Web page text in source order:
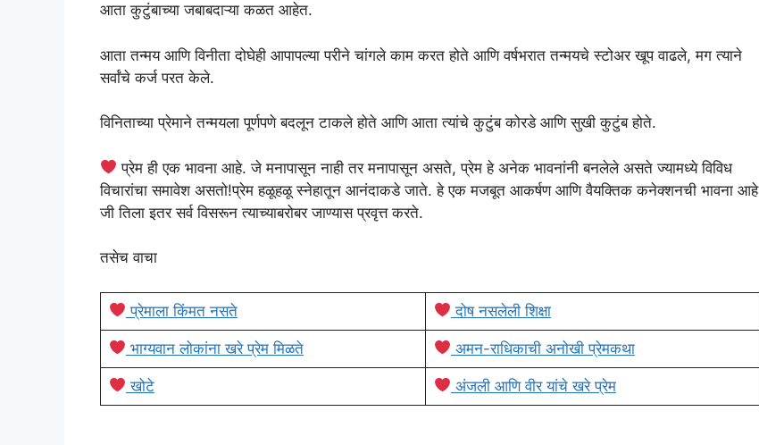
आता कुटुंबाच्या जबाबदाऱ्या कळत आहेत.
आता तन्मय आणि विनीता दोघेही आपापल्या परीने चांगले काम करत होते आणि वर्षभरात तन्मयचे स्टोअर खूप वाढले, मग त्याने
सर्वांचे कर्ज परत केले.
विनिताच्या प्रेमाने तन्मयला पूर्णपणे बदलून टाकले होते आणि आता त्यांचे कुटुंब कोरडे आणि सुखी कुटुंब होते.
प्रेम ही एक भावना आहे. जे मनापासून नाही तर मनापासून असते, प्रेम हे अनेक भावनांनी बनलेले असते ज्यामध्ये विविध
विचारांचा समावेश असतो!प्रेम हळूहळू स्नेहातून आनंदाकडे जाते. हे एक मजबूत आकर्षण आणि वैयक्तिक कनेक्शनची भावना आहे
जी तिला इतर सर्व विसरून त्याच्याबरोबर जाण्यास प्रवृत्त करते.
तसेच वाचा
प्रेमाला किंमत नसते दोष नसलेली शिक्षा
भाग्यवान लोकांना खरे प्रेम मिळते अमन-राधिकाची अनोखी प्रेमकथा
खोटे अंजली आणि वीर यांचे खरे प्रेम